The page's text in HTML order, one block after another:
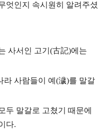
엇인지 속시원히 알려주셨
사서인 고기(古記)에는
라 사람들이 예(濊)를 말갈
두 말갈로 고쳤기 때문에
다.